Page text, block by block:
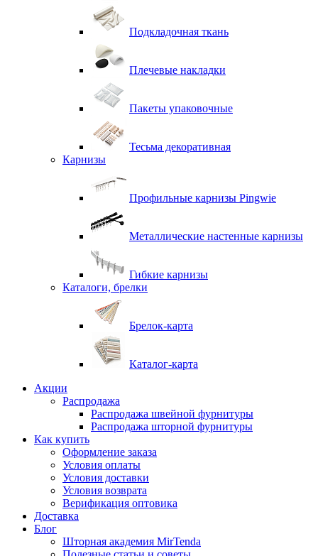
Подкладочная ткань
Плечевые накладки
Пакеты упаковочные
Тесьма декоративная
Карнизы
Профильные карнизы Pingwie
Металлические настенные карнизы
Гибкие карнизы
Каталоги, брелки
Брелок-карта
Каталог-карта
Акции
Распродажа
Распродажа швейной фурнитуры
Распродажа шторной фурнитуры
Как купить
Оформление заказа
Условия оплаты
Условия доставки
Условия возврата
Верификация оптовика
Доставка
Блог
Шторная академия MirTenda